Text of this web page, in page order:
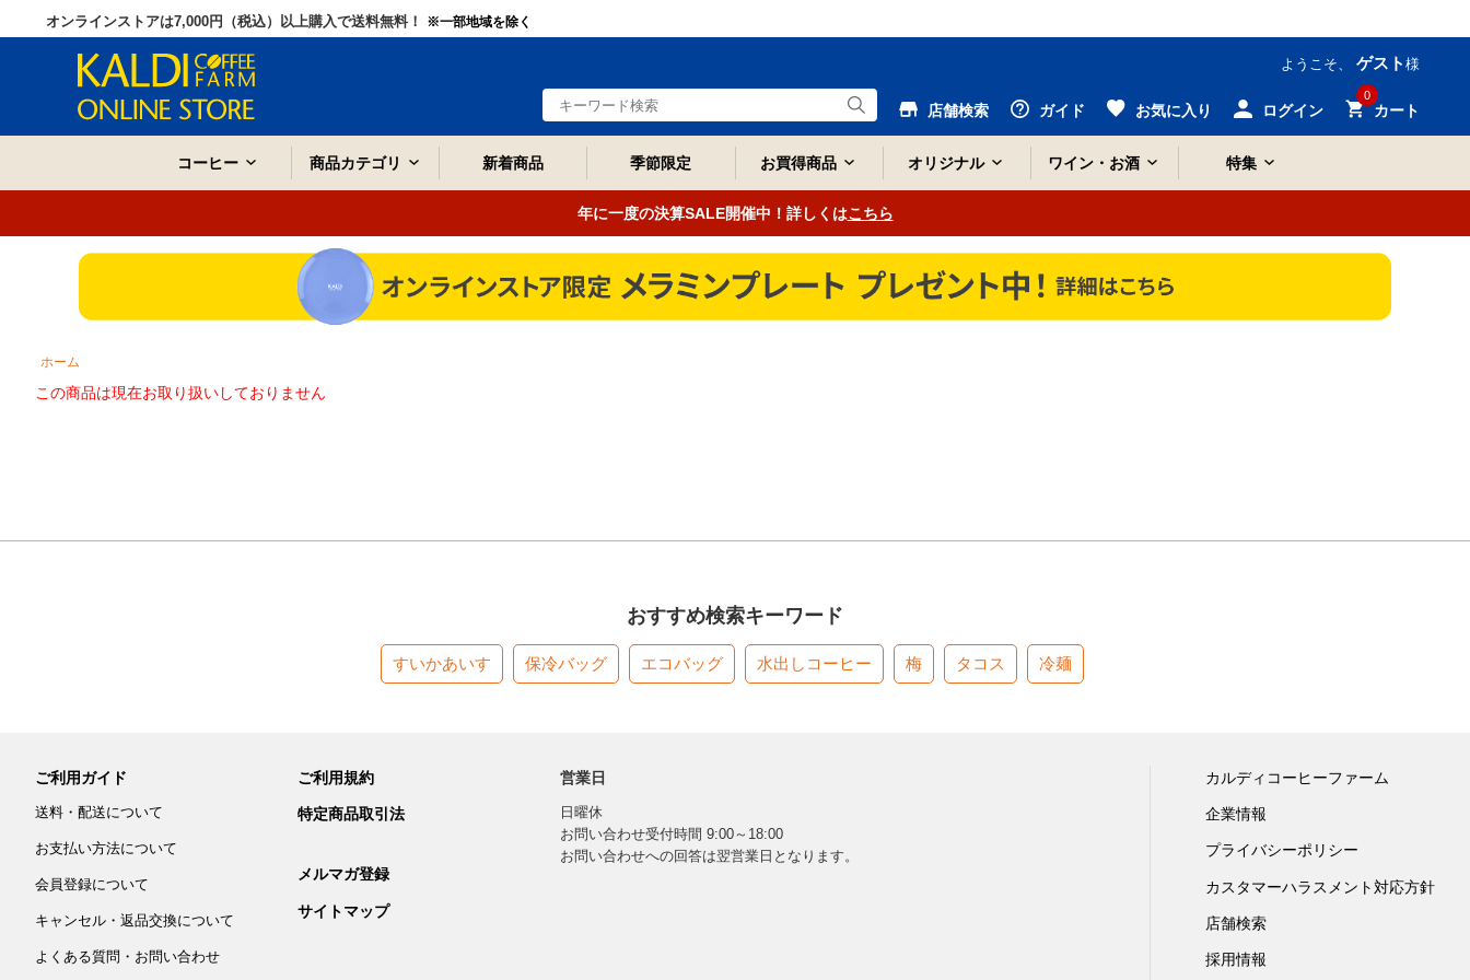
オンラインストアは7,000円（税込）以上購入で送料無料！ ※一部地域を除く
ようこそ、 ゲスト 様
店舗検索 ガイド お気に入り ログイン
0
カート
コーヒー 商品カテゴリ 新着商品 季節限定 お買得商品 オリジナル ワイン・お酒 特集
年に一度の決算SALE開催中！詳しくはこちら
ホーム
この商品は現在お取り扱いしておりません
おすすめ検索キーワード
すいかあいす 保冷バッグ エコバッグ 水出しコーヒー 梅 タコス 冷麺
ご利用ガイド
送料・配送について
お支払い方法について
会員登録について
キャンセル・返品交換について
よくある質問・お問い合わせ
ご利用規約
特定商品取引法
メルマガ登録
サイトマップ
営業日
日曜休
お問い合わせ受付時間 9:00～18:00
お問い合わせへの回答は翌営業日となります。
カルディコーヒーファーム
企業情報
プライバシーポリシー
カスタマーハラスメント対応方針
店舗検索
採用情報